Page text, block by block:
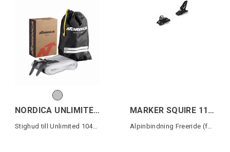
NORDICA UNLIMITED 104 SKIN
Stighud till Unlimited 104mm skidor
MARKER SQUIRE 11 (100MM)
Alpinbindning Freeride (fast)